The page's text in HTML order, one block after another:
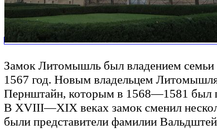
Замок Литомышль был владением семьи
1567 год. Новым владельцем
Пернштайн, которым в 1568—1581 был
В XVIII—XIX веках замок сменил
были представители фамилии